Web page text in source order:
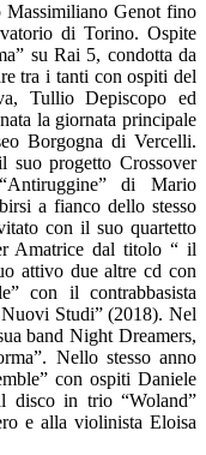
Massimiliano Genot fino
di Torino. Ospite
su Rai 5, condotta da
tra i tanti con ospiti del
Tullio Depiscopo ed
la giornata principale
Borgogna di Vercelli.
suo progetto Crossover
di Mario
a fianco dello stesso
con il suo quartetto
Amatrice dal titolo “ il
attivo due altre cd con
con il contrabbasista
Studi” (2018). Nel
band Night Dreamers,
Nello stesso anno
con ospiti Daniele
disco in trio “Woland”
e alla violinista Eloisa